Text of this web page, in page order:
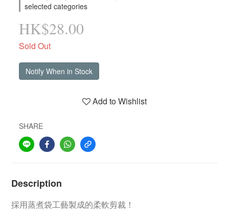
selected categories
HK$28.00
Sold Out
Notify When in Stock
Add to Wishlist
SHARE
Description
採用蒸煮袋工藝製成的柔軟剪裁！